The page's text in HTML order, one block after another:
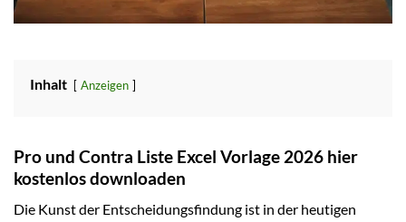
Inhalt Anzeigen
Pro und Contra Liste Excel Vorlage 2026 hier
kostenlos downloaden
Die Kunst der Entscheidungsfindung ist in der heutigen